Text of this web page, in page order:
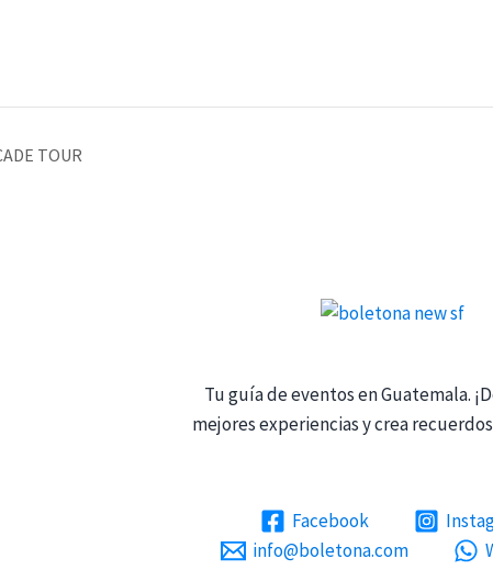
TOUR
Tu guía de eventos en Guatemala.
mejores experiencias y crea
Facebook
info@boletona.com